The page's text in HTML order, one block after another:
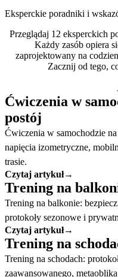
Eksperckie poradniki i
Przeglądaj 12 eksperckich
Każdy zasób opiera
zaprojektowany na
Zacznij od tego,
Ćwiczenia w
postój
Ćwiczenia w samochodzie
napięcia izometryczne,
trasie.
Czytaj artykuł→
Trening na
Trening na balkonie:
protokoły sezonowe i
Czytaj artykuł→
Trening na
Trening na schodach:
zaawansowanego,